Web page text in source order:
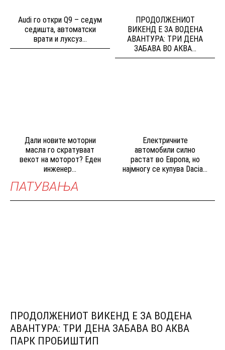
Audi го откри Q9 – седум
седишта, автоматски
врати и луксуз...
ПРОДОЛЖЕНИОТ
ВИКЕНД Е ЗА ВОДЕНА
АВАНТУРА: ТРИ ДЕНА
ЗАБАВА ВО АКВА...
Дали новите моторни
масла го скратуваат
векот на моторот? Еден
инженер...
Електричните
автомобили силно
растат во Европа, но
најмногу се купува Dacia...
ПАТУВАЊА
ПРОДОЛЖЕНИОТ ВИКЕНД Е ЗА ВОДЕНА
АВАНТУРА: ТРИ ДЕНА ЗАБАВА ВО АКВА
ПАРК ПРОБИШТИП